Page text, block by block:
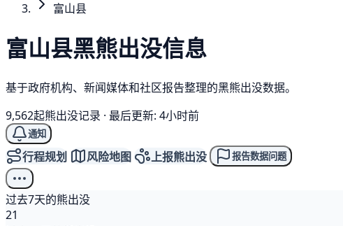
富山县
富山县黑熊出没信息
基于政府机构、新闻媒体和社区报告整理的黑熊出没数据。
9,562起熊出没记录 · 最后更新: 4小时前
通知
行程规划 风险地图 上报熊出没 报告数据问题
过去7天的熊出没
21